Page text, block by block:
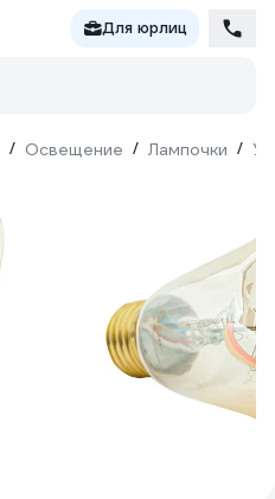
Для юрлиц
/ Освещение / Лампочки /